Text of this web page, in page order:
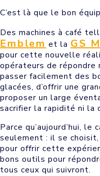
C’est là que le bon
Des machines à café
Emblem et la GS
pour cette nouvelle
opérateurs de répondre
passer facilement des
glacées, d’offrir une
proposer un large
sacrifier la rapidité ni la
Parce qu’aujourd’hui, le
seulement : il se
pour offrir cette
bons outils pour
tous ceux qui suivront.